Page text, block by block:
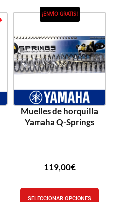
¡ENVÍO GRATIS!
Muelles de horquilla
Yamaha Q-Springs
119,00€
SELECCIONAR OPCIONES